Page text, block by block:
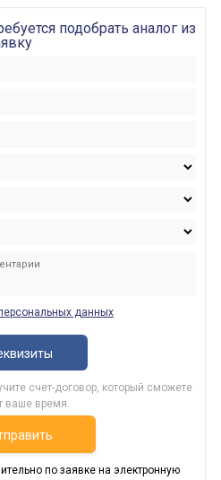
подобрать аналог из
данных
счет-договор, который сможете
ваше время.
по заявке на электронную